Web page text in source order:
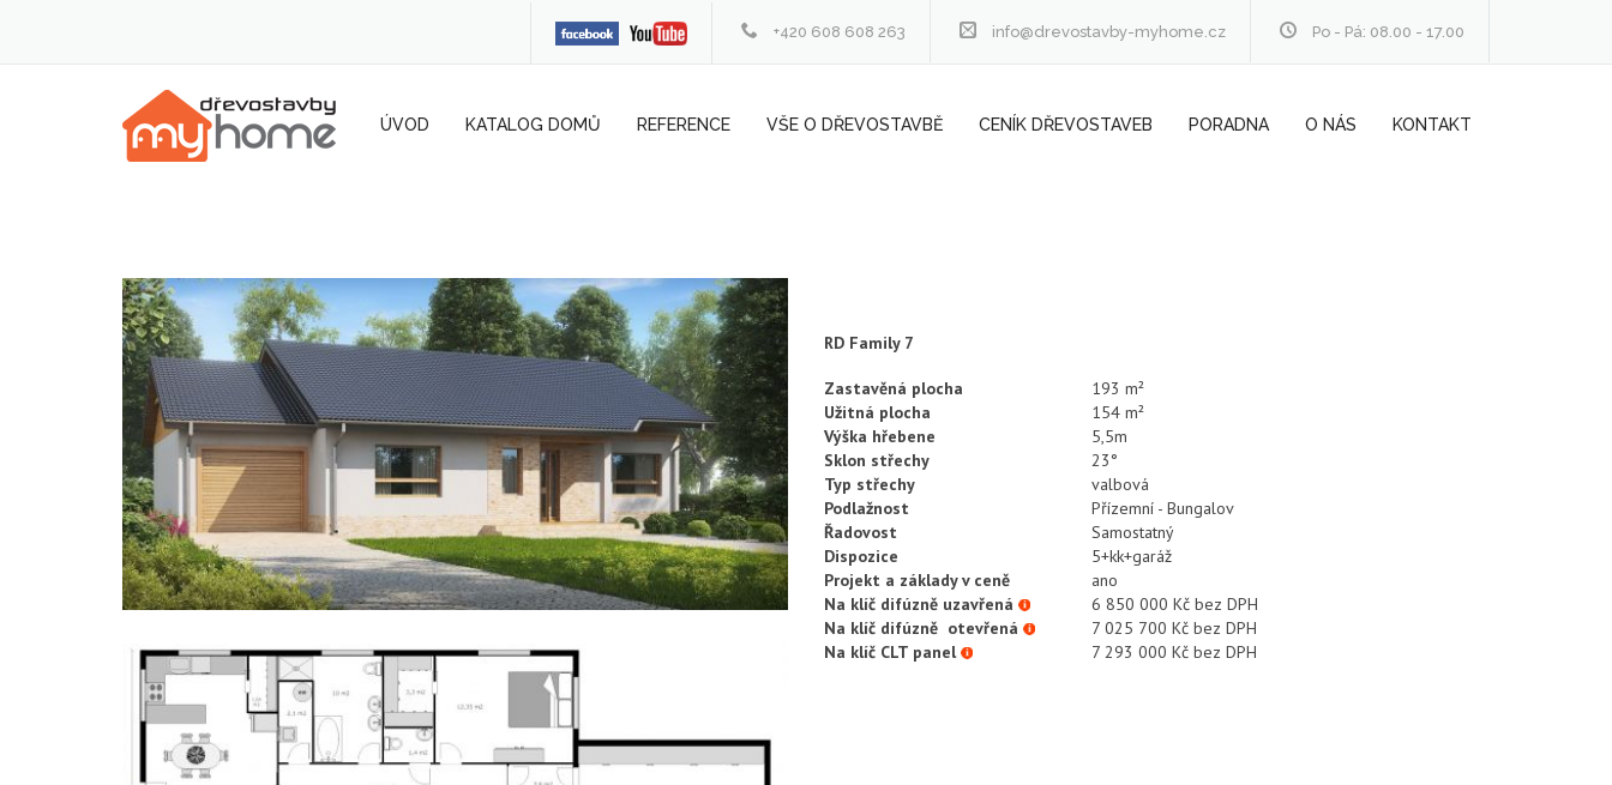
+420 608 608 263 info@drevostavby-myhome.cz Po - Pá: 08.00 - 17.00
ÚVOD KATALOG DOMŮ REFERENCE VŠE O DŘEVOSTAVBĚ CENÍK DŘEVOSTAVEB PORADNA O NÁS KONTAKT
RD Family 7
Zastavěná plocha
193 m²
Užitná plocha
154 m²
Výška hřebene
5,5m
Sklon střechy
23°
Typ střechy
valbová
Podlažnost
Přízemní - Bungalov
Řadovost
Samostatný
Dispozice
5+kk+garáž
Projekt a základy v ceně
ano
Na klíč difúzně uzavřená
6 850 000 Kč bez DPH
Na klíč difúzně otevřená
7 025 700 Kč bez DPH
Na klíč CLT panel
7 293 000 Kč bez DPH